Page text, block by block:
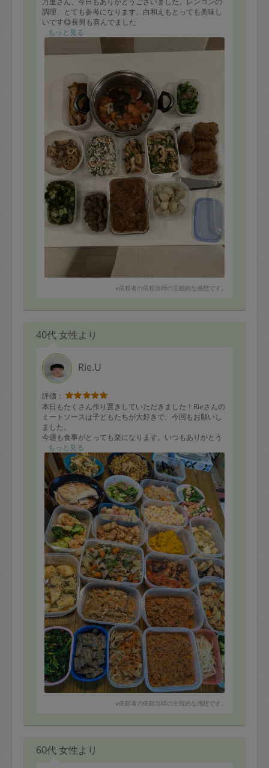
調理、とても参考になります。白和えもとっても美味し
いです😋長男も喜んでました
もっと見る
※依頼者の依頼当時の主観的な感想です。
40代 女性より
Rie.U
評価：
本日もたくさん作り置きしていただきました！Rieさんの
ミートソースは子どもたちが大好きで、今回もお願いし
ました。
今週も食事がとっても楽になります。いつもありがとう
ございます。
もっと見る
※依頼者の依頼当時の主観的な感想です。
60代 女性より